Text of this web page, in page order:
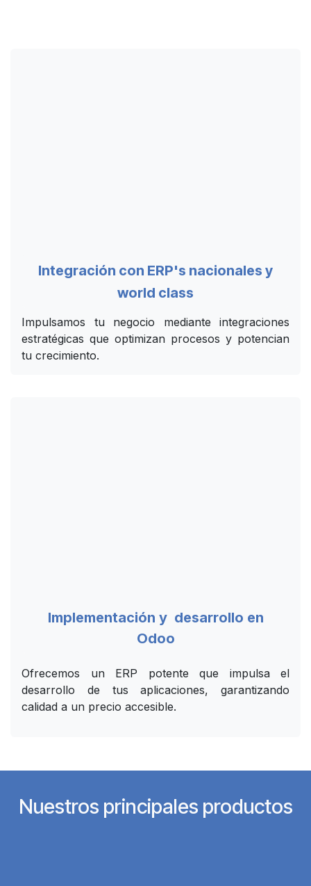
Integración con ERP's nacionales y
world class
Impulsamos tu negocio mediante integraciones
estratégicas que optimizan procesos y potencian
tu crecimiento.
Implementación y desarrollo en
Odoo
Ofrecemos un ERP potente que impulsa el
desarrollo de tus aplicaciones, garantizando
calidad a un precio accesible.
Nuestros principales productos